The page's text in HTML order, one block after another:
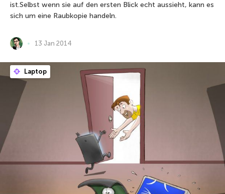
ist.Selbst wenn sie auf den ersten Blick echt aussieht, kann es
sich um eine Raubkopie handeln.
13 Jan 2014
Laptop